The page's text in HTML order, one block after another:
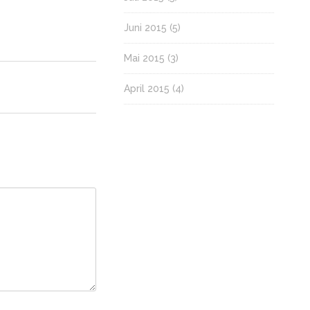
Juni 2015 (5)
Mai 2015 (3)
April 2015 (4)